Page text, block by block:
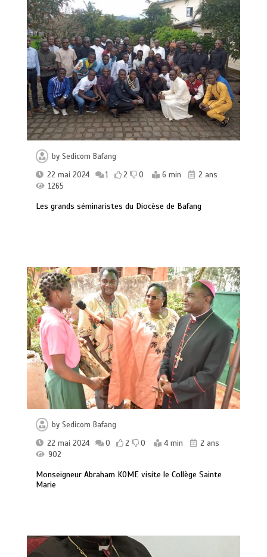
bySedicom Bafang
22 mai 2024
1 2 0 6 min
2 ans
1265
Les grands séminaristes du Diocèse de Bafang
bySedicom Bafang
22 mai 2024
0 2 0 4 min
2 ans
902
Monseigneur Abraham KOME visite le Collège Sainte
Marie